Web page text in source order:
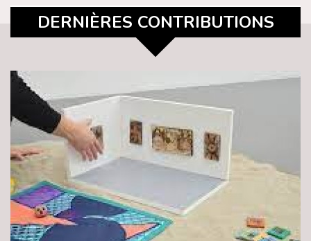
DERNIÈRES CONTRIBUTIONS